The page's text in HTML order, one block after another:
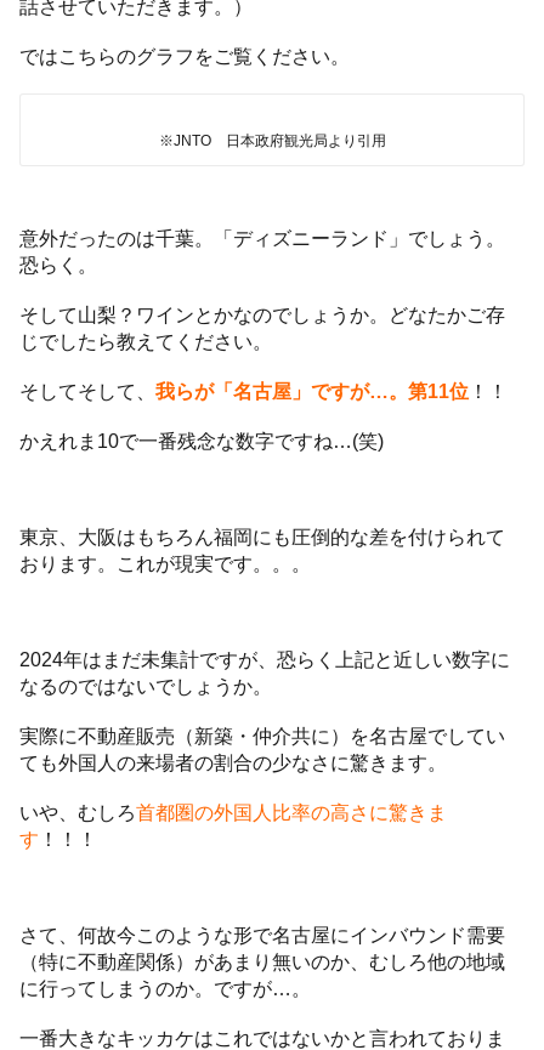
話させていただきます。）
ではこちらのグラフをご覧ください。
※JNTO 日本政府観光局より引用
意外だったのは千葉。「ディズニーランド」でしょう。
恐らく。
そして山梨？ワインとかなのでしょうか。どなたかご存
じでしたら教えてください。
そしてそして、我らが「名古屋」ですが…。第11位 ！！
かえれま10で一番残念な数字ですね…(笑)
東京、大阪はもちろん福岡にも圧倒的な差を付けられて
おります。これが現実です。。。
2024年はまだ未集計ですが、恐らく上記と近しい数字に
なるのではないでしょうか。
実際に不動産販売（新築・仲介共に）を名古屋でしてい
ても外国人の来場者の割合の少なさに驚きます。
いや、むしろ首都圏の外国人比率の高さに驚きま
す ！！！
さて、何故今このような形で名古屋にインバウンド需要
（特に不動産関係）があまり無いのか、むしろ他の地域
に行ってしまうのか。ですが…。
一番大きなキッカケはこれではないかと言われておりま